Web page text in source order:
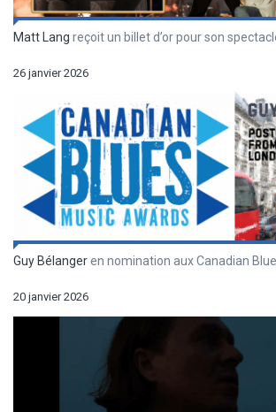
Matt Lang reçoit un billet d’or pour son
26 janvier 2026
Guy Bélangeren nomination aux Canadian
20 janvier 2026